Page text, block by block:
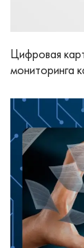
Цифровая
мониторинга